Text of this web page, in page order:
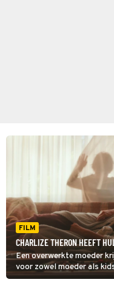
FILM
CHARLIZE THERON HEEFT
Een overwerkte moeder
voor zowel moeder als